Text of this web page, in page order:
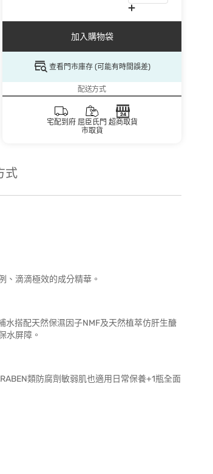
加入購物袋
查看門市庫存 (可能有時間誤差)
配送方式
宅配到府 屈臣氏門
市取貨
超商取貨
式
、滴滴極效的成分精華。
水搭配天然保濕因子NMF及天然植萃仿肝生醣
水屏障。
類防腐劑敏弱肌也適用日常保養+1瓶全面